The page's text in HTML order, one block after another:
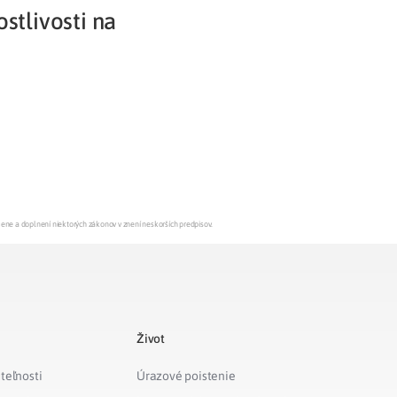
na
a doplnení niektorých zákonov v znení neskorších predpisov.
Život
Úrazové poistenie